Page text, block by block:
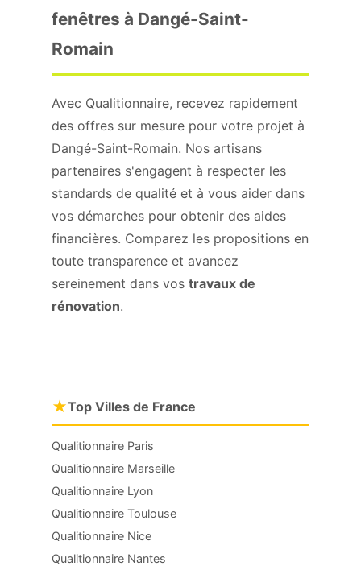
fenêtres à Dangé-Saint-
Romain
Avec Qualitionnaire, recevez rapidement
des offres sur mesure pour votre projet à
Dangé-Saint-Romain. Nos artisans
partenaires s'engagent à respecter les
standards de qualité et à vous aider dans
vos démarches pour obtenir des aides
financières. Comparez les propositions en
toute transparence et avancez
sereinement dans vos travaux de
rénovation.
★Top Villes de France
Qualitionnaire Paris
Qualitionnaire Marseille
Qualitionnaire Lyon
Qualitionnaire Toulouse
Qualitionnaire Nice
Qualitionnaire Nantes